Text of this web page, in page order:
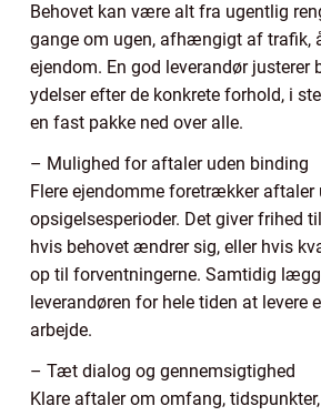
Behovet kan være alt fra ugentlig
gange om ugen, afhængigt af trafik,
ejendom. En god leverandør justerer
ydelser efter de konkrete forhold, i
en fast pakke ned over alle.
– Mulighed for aftaler uden binding
Flere ejendomme foretrækker aftaler
opsigelsesperioder. Det giver frihed
hvis behovet ændrer sig, eller hvis
op til forventningerne. Samtidig
leverandøren for hele tiden at levere
arbejde.
– Tæt dialog og gennemsigtighed
Klare aftaler om omfang,